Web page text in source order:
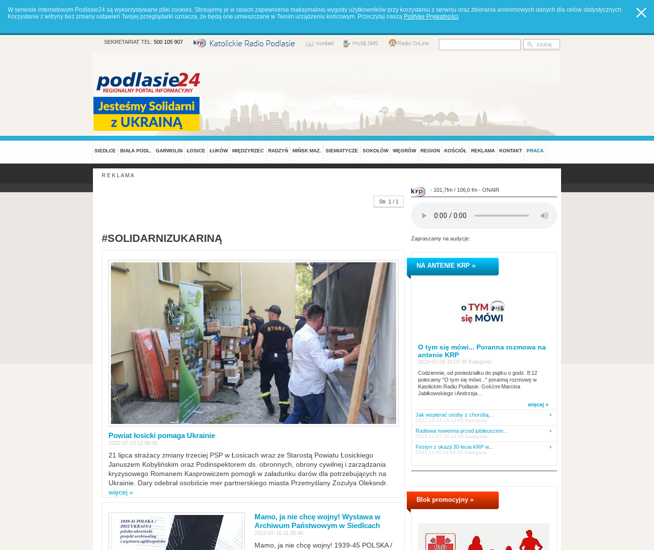
W serwisie internetowym Podlasie24 są wykorzystywane pliki cookies. Stosujemy je w celach zapewnienia maksymalnej wygody użytkowników przy korzystaniu z serwisu oraz zbierania anonimowych danych dla celów statystycznych.
Korzystanie z witryny bez zmiany ustawień Twojej przeglądarki oznacza, że będą one umieszczane w Twoim urządzeniu końcowym. Przeczytaj naszą Politykę Prywatności.
SEKRETARIAT TEL: 500 105 907
SIEDLCE BIAŁA PODL. GARWOLIN ŁOSICE ŁUKÓW MIĘDZYRZEC RADZYŃ MIŃSK MAZ. SIEMIATYCZE SOKOŁÓW WĘGRÓW REGION KOŚCIÓŁ REKLAMA KONTAKT PRACA
R E K L A M A
Str. 1 / 1
#SOLIDARNIZUKARINĄ
Powiat łosicki pomaga Ukrainie
2022-07-23 12:56:05
21 lipca strażacy zmiany trzeciej PSP w Łosicach wraz ze Starostą Powiatu Łosickiego
Januszem Kobylińskim oraz Podinspektorem ds. obronnych, obrony cywilnej i zarządzania
kryzysowego Romanem Kasprowiczem pomogli w załadunku darów dla potrzebujących na
Ukrainie. Dary odebrał osobiście mer partnerskiego miasta Przemyślany Zozulya Oleksndr.
więcej »
Mamo, ja nie chcę wojny! Wystawa w
Archiwum Państwowym w Siedlcach
2022-07-16 11:35:48
Mamo, ja nie chcę wojny! 1939-45 POLSKA /
- 101,7fm / 106,0 fm - ONAIR
Zapraszamy na audycje:
NA ANTENIE KRP »
O tym się mówi... Poranna rozmowa na
antenie KRP
2023-02-09 16:07:30 Kategoria:
Codziennie, od poniedziałku do piątku o godz. 8:12
polecamy "O tym się mówi..." poranną rozmowę w
Katolickim Radiu Podlasie. Gośćmi Marcina
Jabłkowskiego i Andrzeja...
więcej »
Jak wspierać osoby z chorobą...
2022-12-13 13:12:00 Kategoria:
Radiowa nowenna przed jubileuszem...
2022-12-07 10:16:34 Kategoria:
Festyn z okazji 30-lecia KRP w...
2022-11-25 10:54:35 Kategoria:
Blok promocyjny »